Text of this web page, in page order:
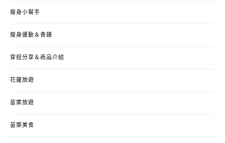
瘦身小幫手
瘦身運動＆食譜
穿搭分享＆商品介紹
花蓮旅遊
苗栗旅遊
苗栗美食